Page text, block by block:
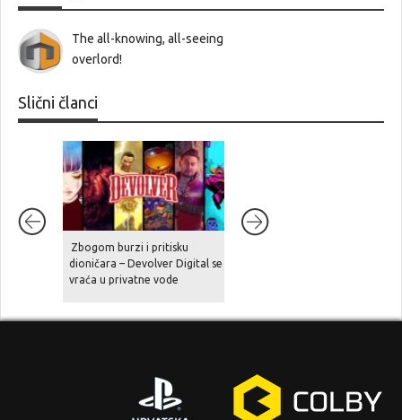
The all-knowing, all-seeing
overlord!
Slični članci
Zbogom burzi i pritisku
dioničara – Devolver Digital se
vraća u privatne vode